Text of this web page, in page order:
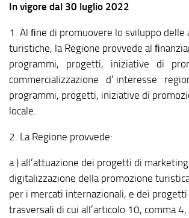
In vigore dal 30 luglio 2022
1. Al ﬁne di promuovere lo sviluppo delle
turistiche, la Regione provvede al
programmi, progetti, iniziative di
commercializzazione d’ interesse
programmi, progetti, iniziative di
locale.
2. La Regione provvede:
a ) all’attuazione dei progetti di
digitalizzazione della promozione
per i mercati internazionali, e dei
trasversali di cui all’articolo 10, comma